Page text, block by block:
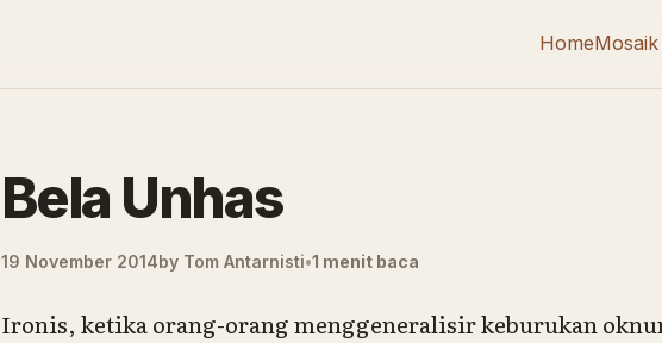
Home
Bela Unhas
19 November 2014by Tom Antarnisti 1 menit baca
Ironis, ketika orang-orang menggeneralisir keburukan